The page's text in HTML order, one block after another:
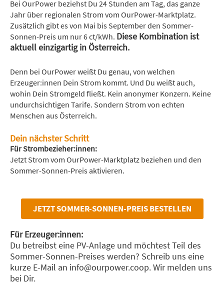
Bei OurPower beziehst Du 24 Stunden am Tag, das ganze
Jahr über regionalen Strom vom OurPower-Marktplatz.
Zusätzlich gibt es von Mai bis September den Sommer-
Sonnen-Preis um nur 6 ct/kWh. Diese Kombination ist
aktuell einzigartig in Österreich.
Denn bei OurPower weißt Du genau, von welchen
Erzeuger:innen Dein Strom kommt. Und Du weißt auch,
wohin Dein Stromgeld fließt. Kein anonymer Konzern. Keine
undurchsichtigen Tarife. Sondern Strom von echten
Menschen aus Österreich.
Dein nächster Schritt
Für Strombezieher:innen:
Jetzt Strom vom OurPower-Marktplatz beziehen und den
Sommer-Sonnen-Preis aktivieren.
JETZT SOMMER-SONNEN-PREIS BESTELLEN
Für Erzeuger:innen:
Du betreibst eine PV-Anlage und möchtest Teil des
Sommer-Sonnen-Preises werden? Schreib uns eine
kurze E-Mail an info@ourpower.coop. Wir melden uns
bei Dir.